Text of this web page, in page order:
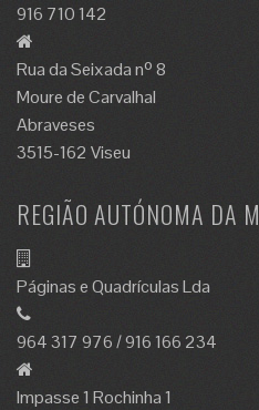
916 710 142
Rua da Seixada nº 8
Moure de Carvalhal
Abraveses
3515-162 Viseu
REGIÃO AUTÓNOMA DA
Páginas e Quadrículas Lda
964 317 976 / 916 166 234
Impasse 1 Rochinha 1